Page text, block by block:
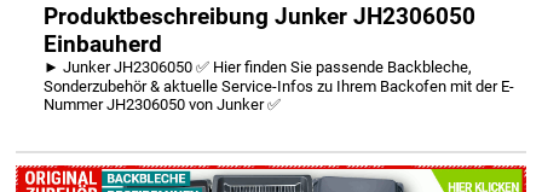
Produktbeschreibung Junker JH2306050
Einbauherd
► Junker JH2306050 ✅ Hier finden Sie passende Backbleche,
Sonderzubehör & aktuelle Service-Infos zu Ihrem Backofen mit der E-
Nummer JH2306050 von Junker ✅